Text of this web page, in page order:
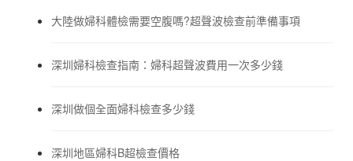
大陸做婦科體檢需要空腹嗎?超聲波檢查前準備事項
深圳婦科檢查指南：婦科超聲波費用一次多少錢
深圳做個全面婦科檢查多少錢
深圳地區婦科B超檢查價格